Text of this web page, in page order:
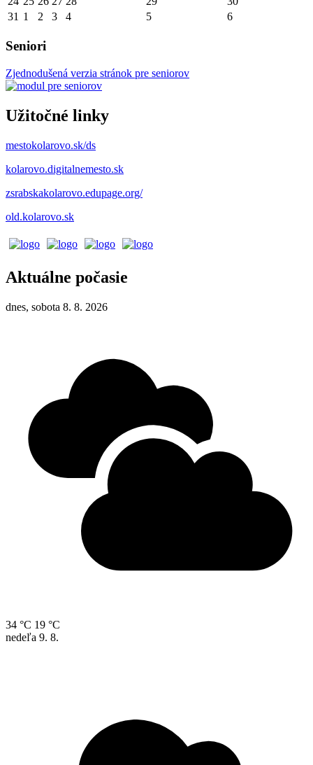
31 1 2 3 4 5 6
Seniori
Zjednodušená verzia stránok pre seniorov
Užitočné linky
mestokolarovo.sk/ds
kolarovo.digitalnemesto.sk
zsrabskakolarovo.edupage.org/
old.kolarovo.sk
Aktuálne počasie
dnes, sobota 8. 8. 2026
34 °C 19 °C
nedeľa 9. 8.